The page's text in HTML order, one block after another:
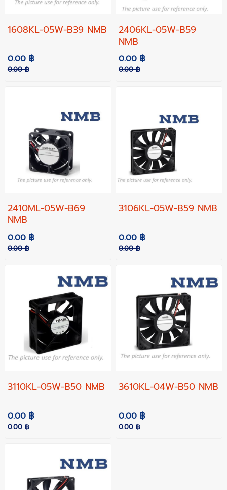
1608KL-05W-B39 NMB
0.00 ฿
0.00 ฿
2406KL-05W-B59
NMB
0.00 ฿
0.00 ฿
2410ML-05W-B69
NMB
0.00 ฿
0.00 ฿
3106KL-05W-B59 NMB
0.00 ฿
0.00 ฿
3110KL-05W-B50 NMB
0.00 ฿
0.00 ฿
3610KL-04W-B50 NMB
0.00 ฿
0.00 ฿